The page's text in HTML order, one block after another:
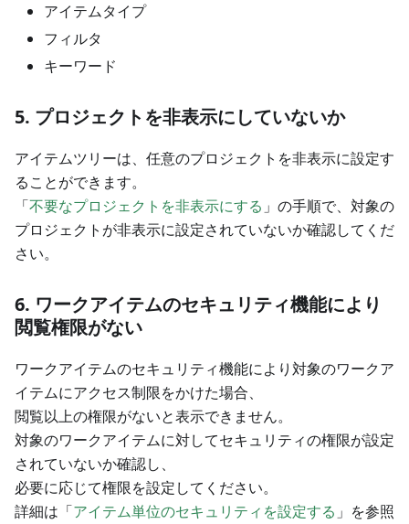
アイテムタイプ
フィルタ
キーワード
5. プロジェクトを非表示にしていないか
アイテムツリーは、任意のプロジェクトを非表示に設定す
ることができます。
「不要なプロジェクトを非表示にする 」の手順で、対象の
プロジェクトが非表示に設定されていないか確認してくだ
さい。
6. ワークアイテムのセキュリティ機能により
閲覧権限がない
ワークアイテムのセキュリティ機能により対象のワークア
イテムにアクセス制限をかけた場合、
閲覧以上の権限がないと表示できません。
対象のワークアイテムに対してセキュリティの権限が設定
されていないか確認し、
必要に応じて権限を設定してください。
詳細は「アイテム単位のセキュリティを設定する 」を参照